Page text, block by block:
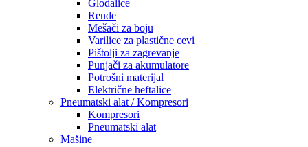
Glodalice
Rende
Mešači za boju
Varilice za plastične cevi
Pištolji za zagrevanje
Punjači za akumulatore
Potrošni materijal
Električne heftalice
Pneumatski alat / Kompresori
Kompresori
Pneumatski alat
Mašine